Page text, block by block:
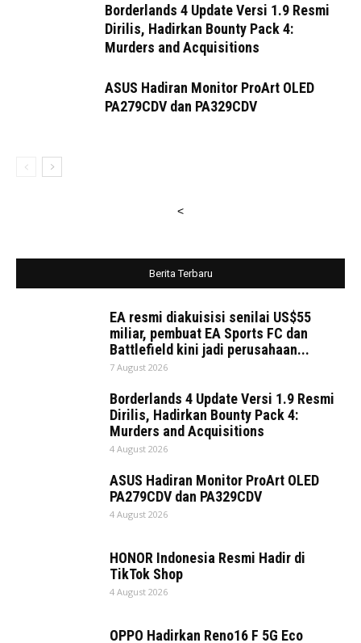
Borderlands 4 Update Versi 1.9 Resmi
Dirilis, Hadirkan Bounty Pack 4:
Murders and Acquisitions
ASUS Hadiran Monitor ProArt OLED
PA279CDV dan PA329CDV
<
Berita Terbaru
EA resmi diakuisisi senilai US$55
miliar, pembuat EA Sports FC dan
Battlefield kini jadi perusahaan...
7 August 2026
Borderlands 4 Update Versi 1.9 Resmi
Dirilis, Hadirkan Bounty Pack 4:
Murders and Acquisitions
4 August 2026
ASUS Hadiran Monitor ProArt OLED
PA279CDV dan PA329CDV
4 August 2026
HONOR Indonesia Resmi Hadir di
TikTok Shop
4 August 2026
OPPO Hadirkan Reno16 F 5G Eco